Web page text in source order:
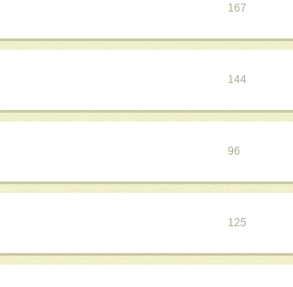
167
144
96
125